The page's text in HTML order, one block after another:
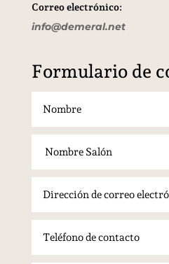
Correo electrónico:
info@demeral.net
Formulario de